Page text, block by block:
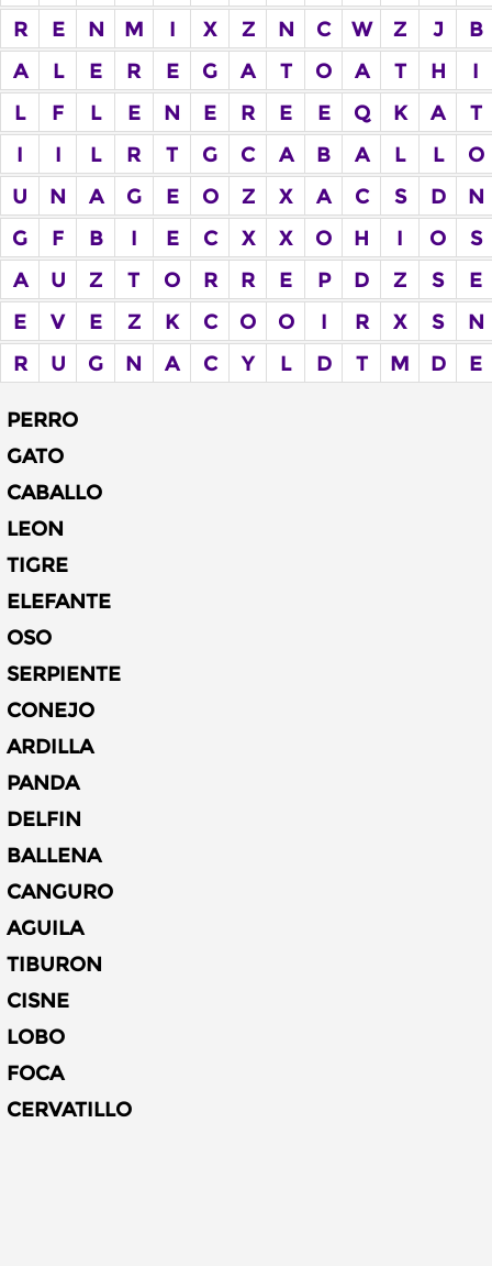
R
E N M I X Z N C W Z J
B
A
L E R E G A T O A T H
I
L
F L E N E R E E Q K A
T
I
I L R T G C A B A L L
O
U
N A G E O Z X A C S D
N
G
F B I E C X X O H I O
S
A
U Z T O R R E P D Z S
E
E
V E Z K C O O I R X S
N
R
U G N A C Y L D T M D E
PERRO
GATO
CABALLO
LEON
TIGRE
ELEFANTE
OSO
SERPIENTE
CONEJO
ARDILLA
PANDA
DELFIN
BALLENA
CANGURO
AGUILA
TIBURON
CISNE
LOBO
FOCA
CERVATILLO